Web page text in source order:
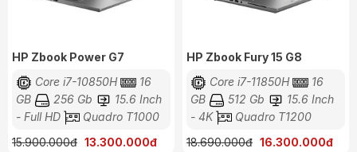
HP Zbook Power G7
Core i7-10850H
16
GB
256 Gb
15.6 Inch
- Full HD
Quadro T1000
15.900.000đ 13.300.000đ
HP Zbook Fury 15 G8
Core i7-11850H
16
GB
512 Gb
15.6 Inch
- 4K
Quadro T1200
18.690.000đ 16.300.000đ